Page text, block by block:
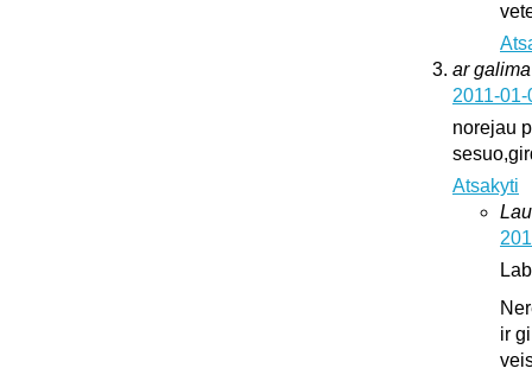
ar
2011-
norejau
Atsakyti
ir